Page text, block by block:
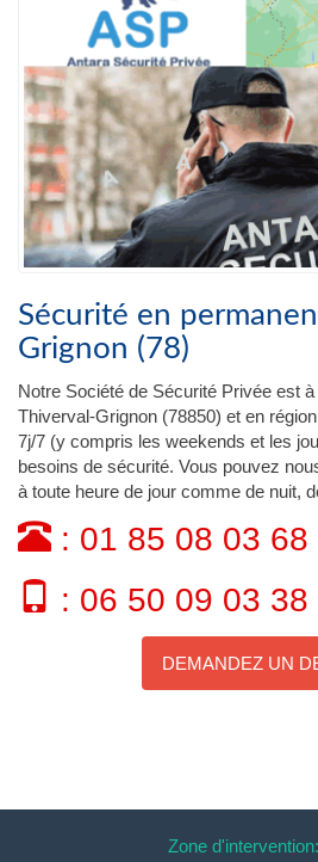
Sécurité en
Grignon (78)
Notre Société de Sécurité Privée est
Thiverval-Grignon (78850) et en
7j/7 (y compris les weekends et les
besoins de sécurité. Vous pouvez
à toute heure de jour comme de nuit,
: 01 85 08 03 68
: 06 50 09 03 38
DEMANDEZ UN
Zone